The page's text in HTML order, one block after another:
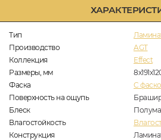
Тип
Производство
AGT
Коллекция
Effect
Размеры, мм
Фаска
C
Поверхность на ощупь
Блеск
Влагостойкость
Конструкция